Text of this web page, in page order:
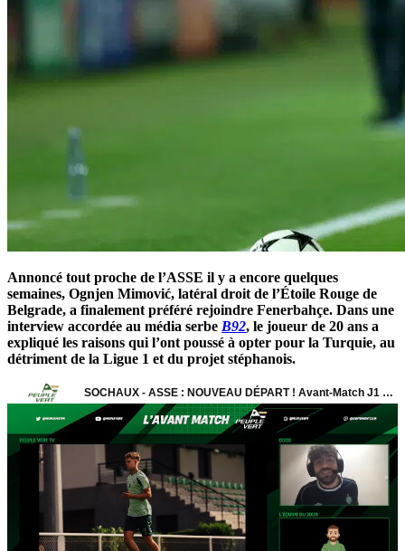
Annoncé tout proche de l’ASSE il y a encore quelques
semaines, Ognjen Mimović, latéral droit de l’Étoile Rouge de
Belgrade, a finalement préféré rejoindre Fenerbahçe. Dans une
interview accordée au média serbe B92, le joueur de 20 ans a
expliqué les raisons qui l’ont poussé à opter pour la Turquie, au
détriment de la Ligue 1 et du projet stéphanois.